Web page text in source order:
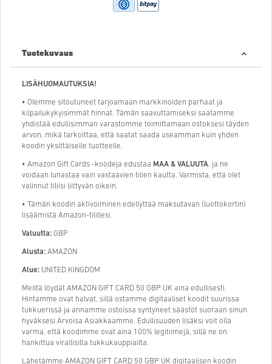
Tuotekuvaus
LISÄHUOMAUTUKSIA!
• Olemme sitoutuneet tarjoamaan markkinoiden parhaat ja
kilpailukykyisimmät hinnat. Tämän saavuttamiseksi saatamme
yhdistää edullisimman varastomme toimittamaan ostoksesi täyden
arvon, mikä tarkoittaa, että saatat saada useamman kuin yhden
koodin yksittäiselle tuotteelle.
• Amazon Gift Cards -koodeja edustaa MAA & VALUUTA, ja ne
voidaan lunastaa vain vastaavien tilien kautta. Varmista, että olet
valinnut tiliisi liittyvän oikein.
• Tämän koodin aktivoiminen edellyttää maksutavan (luottokortin)
lisäämistä Amazon-tilillesi.
Valuutta: GBP
Alusta: AMAZON
Alue: UNITED KINGDOM
Meiltä löydät AMAZON GIFT CARD 50 GBP UK aina edullisesti.
Hintamme ovat halvat, sillä ostamme digitaaliset koodit suurissa
tukkuerissä ja annamme ostoissa syntyneet säästöt suoraan sinun
hyväksesi Arvoisa Asiakkaamme. Edullisuuden lisäksi voit olla
varma, että koodimme ovat aina 100% legitiimejä, sillä ne on
hankittua virallisilta tukkukauppiailta.
Lähetämme AMAZON GIFT CARD 50 GBP UK digitaalisen koodin